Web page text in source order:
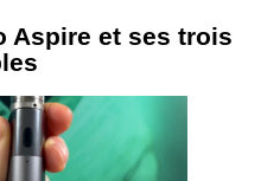
Aspire et ses trois